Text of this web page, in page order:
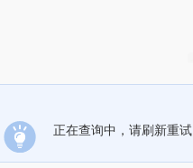
正在查询中，请刷新重试